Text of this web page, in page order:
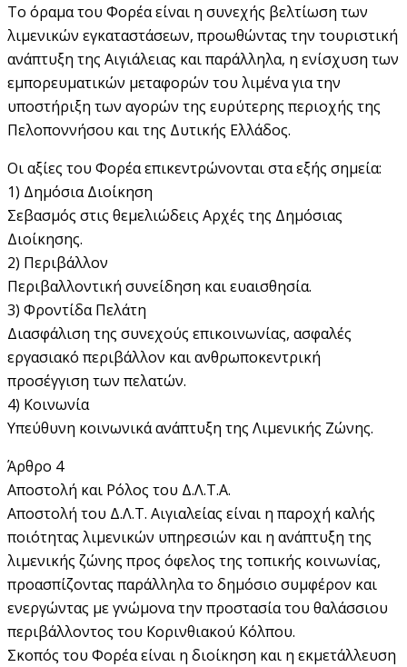
Το όραμα του Φορέα είναι η συνεχής βελτίωση των
λιμενικών εγκαταστάσεων, προωθώντας την τουριστική
ανάπτυξη της Αιγιάλειας και παράλληλα, η ενίσχυση των
εμπορευματικών μεταφορών του λιμένα για την
υποστήριξη των αγορών της ευρύτερης περιοχής της
Πελοποννήσου και της Δυτικής Ελλάδος.
Οι αξίες του Φορέα επικεντρώνονται στα εξής σημεία:
1) Δημόσια Διοίκηση
Σεβασμός στις θεμελιώδεις Αρχές της Δημόσιας
Διοίκησης.
2) Περιβάλλον
Περιβαλλοντική συνείδηση και ευαισθησία.
3) Φροντίδα Πελάτη
Διασφάλιση της συνεχούς επικοινωνίας, ασφαλές
εργασιακό περιβάλλον και ανθρωποκεντρική
προσέγγιση των πελατών.
4) Κοινωνία
Υπεύθυνη κοινωνικά ανάπτυξη της Λιμενικής Ζώνης.
Άρθρο 4
Αποστολή και Ρόλος του Δ.Λ.Τ.Α.
Αποστολή του Δ.Λ.Τ. Αιγιαλείας είναι η παροχή καλής
ποιότητας λιμενικών υπηρεσιών και η ανάπτυξη της
λιμενικής ζώνης προς όφελος της τοπικής κοινωνίας,
προασπίζοντας παράλληλα το δημόσιο συμφέρον και
ενεργώντας με γνώμονα την προστασία του θαλάσσιου
περιβάλλοντος του Κορινθιακού Κόλπου.
Σκοπός του Φορέα είναι η διοίκηση και η εκμετάλλευση